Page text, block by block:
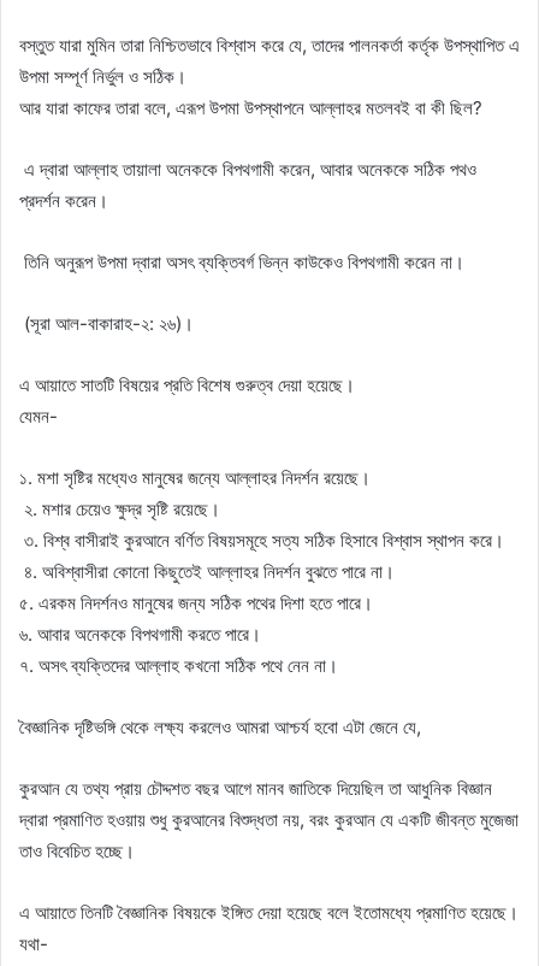
বস্তুত যারা মুমিন তারা নিশ্চিতভাবে বিশ্বাস করে যে, তাদের পালনকর্তা কর্তৃক উপস্থাপিত এ
উপমা সম্পূর্ণ নির্ভুল ও সঠিক।
আর যারা কাফের তারা বলে, এরূপ উপমা উপস্থাপনে আল্লাহর মতলবই বা কী ছিল?
এ দ্বারা আল্লাহ তায়ালা অনেককে বিপথগামী করেন, আবার অনেককে সঠিক পথও
প্রদর্শন করেন।
তিনি অনুরূপ উপমা দ্বারা অসৎ ব্যক্তিবর্গ ভিন্ন কাউকেও বিপথগামী করেন না।
(সূরা আল-বাকারাহ-২: ২৬)।
এ আয়াতে সাতটি বিষয়ের প্রতি বিশেষ গুরুত্ব দেয়া হয়েছে।
যেমন-
১. মশা সৃষ্টির মধ্যেও মানুষের জন্যে আল্লাহর নিদর্শন রয়েছে।
২. মশার চেয়েও ক্ষুদ্র সৃষ্টি রয়েছে।
৩. বিশ্ব বাসীরাই কুরআনে বর্ণিত বিষয়সমূহে সত্য সঠিক হিসাবে বিশ্বাস স্থাপন করে।
৪. অবিশ্বাসীরা কোনো কিছুতেই আল্লাহর নিদর্শন বুঝতে পারে না।
৫. এরকম নিদর্শনও মানুষের জন্য সঠিক পথের দিশা হতে পারে।
৬. আবার অনেককে বিপথগামী করতে পারে।
৭. অসৎ ব্যক্তিদের আল্লাহ কখনো সঠিক পথে নেন না।
বৈজ্ঞানিক দৃষ্টিভঙ্গি থেকে লক্ষ্য করলেও আমরা আশ্চর্য হবো এটা জেনে যে,
কুরআন যে তথ্য প্রায় চৌদ্দশত বছর আগে মানব জাতিকে দিয়েছিল তা আধুনিক বিজ্ঞান
দ্বারা প্রমাণিত হওয়ায় শুধু কুরআনের বিশুদ্ধতা নয়, বরং কুরআন যে একটি জীবন্ত মুজেজা
তাও বিবেচিত হচ্ছে।
এ আয়াতে তিনটি বৈজ্ঞানিক বিষয়কে ইঙ্গিত দেয়া হয়েছে বলে ইতোমধ্যে প্রমাণিত হয়েছে।
যথা-